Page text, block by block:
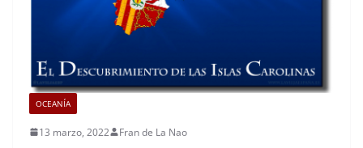
OCEANÍA
13 marzo, 2022 Fran de La Nao